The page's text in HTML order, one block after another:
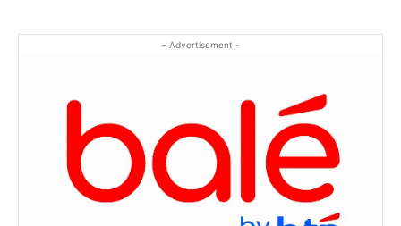
- Advertisement -